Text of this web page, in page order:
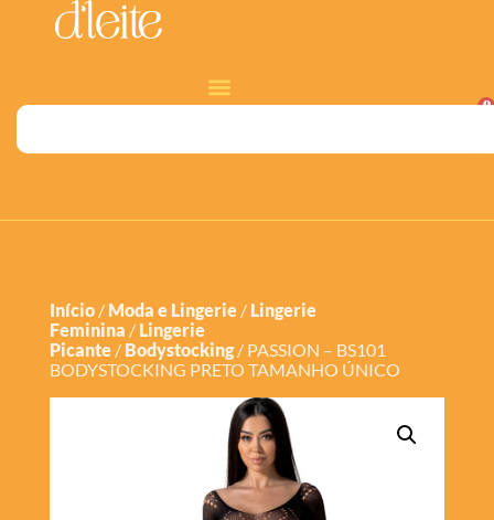
0
Início/ Moda e Lingerie/ Lingerie
Feminina / Lingerie
Picante/ Bodystocking/ PASSION – BS101
BODYSTOCKING PRETO TAMANHO ÚNICO